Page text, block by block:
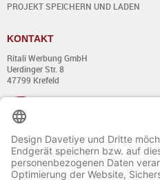
PROJEKT SPEICHERN UND LADEN
KONTAKT
Ritali Werbung GmbH
Uerdinger Str. 8
47799 Krefeld
+49 (0) 21 51 - 7 633 633
Montag bis Donnerstag:
von 8:00 - 13:00
und von 14:00 - 17:00 Uhr